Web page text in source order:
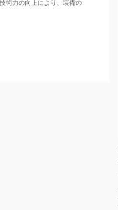
術力の向上により、装備の